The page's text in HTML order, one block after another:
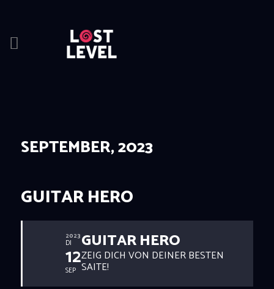
EVENTS
ABOUT
RESERVIERUNG
SEPTEMBER, 2023
GUITAR HERO
2023
DI
12
SEP
GUITAR HERO
ZEIG DICH VON DEINER BESTEN
SAITE!